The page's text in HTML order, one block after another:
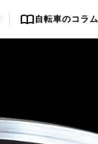
import_contacts自転車のコラム